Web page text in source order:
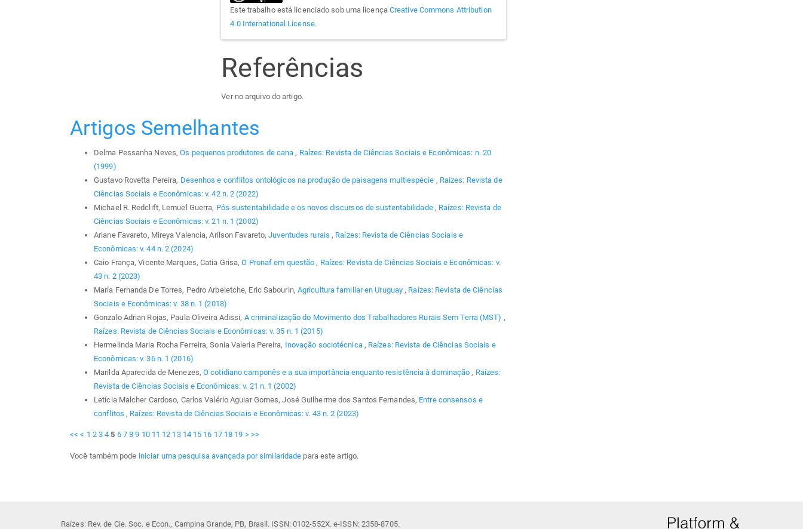
Este trabalho está licenciado sob uma licença Creative Commons Attribution
4.0 International License.
Referências
Ver no arquivo do artigo.
Artigos Semelhantes
Delma Pessanha Neves,Os pequenos produtores de cana, Raízes: Revista de Ciências Sociais e Econômicas: n. 20
(1999)
Gustavo Rovetta Pereira, Desenhos e conflitos ontológicos na produção de paisagens multiespécie , Raízes: Revista de
Ciências Sociais e Econômicas: v. 42 n. 2 (2022)
Michael R. Redclift, Lemuel Guerra, Pós-sustentabilidade e os novos discursos de sustentabilidade , Raízes: Revista de
Ciências Sociais e Econômicas: v. 21 n. 1 (2002)
Ariane Favareto, Mireya Valencia, Arilson Favareto,Juventudes rurais, Raízes: Revista de Ciências Sociais e
Econômicas: v. 44 n. 2 (2024)
Caio França, Vicente Marques, Catia Grisa,O Pronaf em questão, Raízes: Revista de Ciências Sociais e Econômicas: v.
43 n. 2 (2023)
María Fernanda De Torres, Pedro Arbeletche, Eric Sabourin, Agricultura familiar en Uruguay, Raízes: Revista de Ciências
Sociais e Econômicas: v. 38 n. 1 (2018)
Gonzalo Adrian Rojas, Paula Oliveira Adissi, A criminalização do Movimento dos Trabalhadores Rurais Sem Terra (MST) ,
Raízes: Revista de Ciências Sociais e Econômicas: v. 35 n. 1 (2015)
Hermelinda Maria Rocha Ferreira, Sonia Valeria Pereira, Inovação sociotécnica , Raízes: Revista de Ciências Sociais e
Econômicas: v. 36 n. 1 (2016)
Marilda Aparecida de Menezes,O cotidiano camponês e a sua importância enquanto resistência à dominação, Raízes:
Revista de Ciências Sociais e Econômicas: v. 21 n. 1 (2002)
Letícia Malcher Cardoso, Carlos Valério Aguiar Gomes, José Guilherme dos Santos Fernandes, Entre consensos e
conflitos , Raízes: Revista de Ciências Sociais e Econômicas: v. 43 n. 2 (2023)
<< < 1 2 3 4 5 6 7 8 9 10 11 12 13 14 15 16 17 18 19 > >>
Você também pode iniciar uma pesquisa avançada por similaridade para este artigo.
Raízes: Rev. de Cie. Soc. e Econ., Campina Grande, PB, Brasil. ISSN: 0102-552X. e-ISSN: 2358-8705.